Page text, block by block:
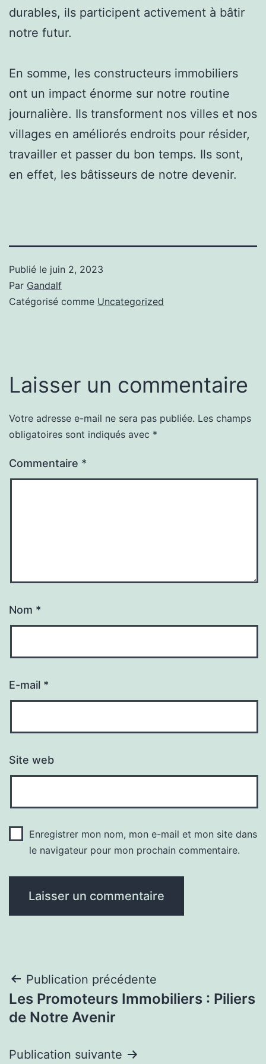
durables, ils participent activement à bâtir
notre futur.
En somme, les constructeurs immobiliers
ont un impact énorme sur notre routine
journalière. Ils transforment nos villes et nos
villages en améliorés endroits pour résider,
travailler et passer du bon temps. Ils sont,
en effet, les bâtisseurs de notre devenir.
Publié le juin 2, 2023
Par Gandalf
Catégorisé comme Uncategorized
Laisser un commentaire
Votre adresse e-mail ne sera pas publiée. Les champs
obligatoires sont indiqués avec *
Commentaire *
Nom *
E-mail *
Site web
Enregistrer mon nom, mon e-mail et mon site dans
le navigateur pour mon prochain commentaire.
Navigation
de
Publication précédente
Les Promoteurs Immobiliers : Piliers
de Notre Avenir
Publication suivante